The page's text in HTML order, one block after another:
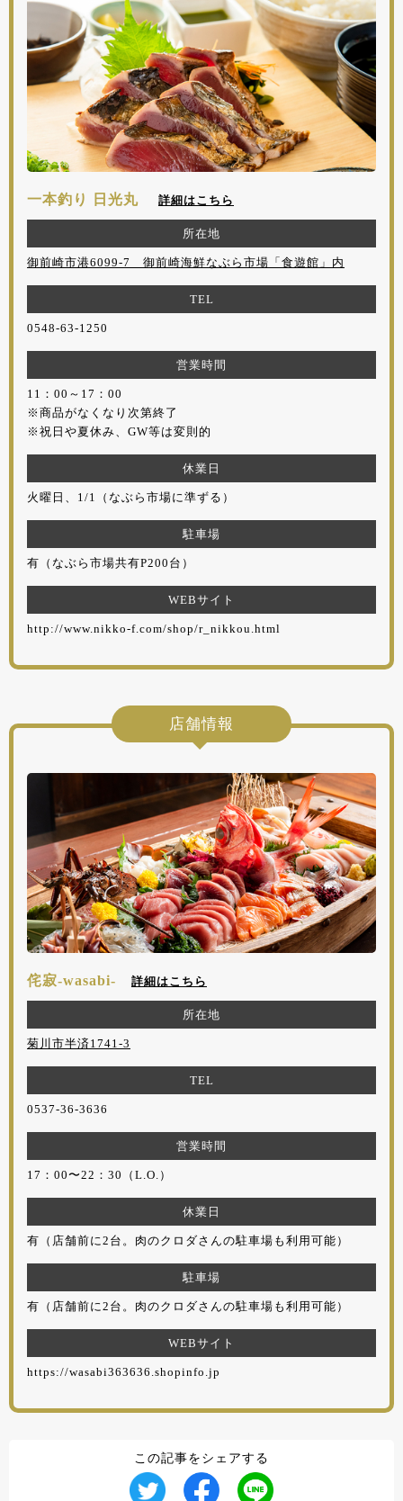
一本釣り 日光丸 詳細はこちら
所在地
御前崎市港6099-7 御前崎海鮮なぶら市場「食遊館」内
TEL
0548-63-1250
営業時間
11：00～17：00
※商品がなくなり次第終了
※祝日や夏休み、GW等は変則的
休業日
火曜日、1/1（なぶら市場に準ずる）
駐車場
有（なぶら市場共有P200台）
WEBサイト
http://www.nikko-f.com/shop/r_nikkou.html
店舗情報
侘寂-wasabi- 詳細はこちら
所在地
菊川市半済1741-3
TEL
0537-36-3636
営業時間
17：00〜22：30（L.O.）
休業日
有（店舗前に2台。肉のクロダさんの駐車場も利用可能）
駐車場
有（店舗前に2台。肉のクロダさんの駐車場も利用可能）
WEBサイト
https://wasabi363636.shopinfo.jp
この記事をシェアする